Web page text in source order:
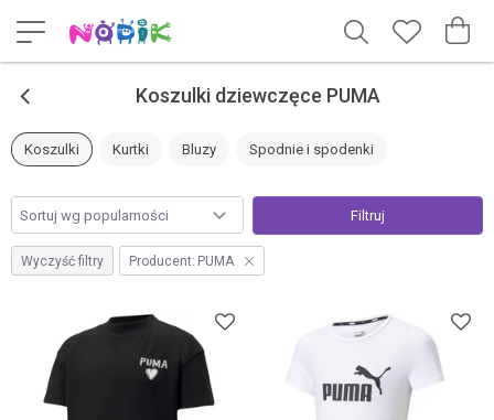
< Koszulki dziewczęce PUMA
Kurtki Bluzy
Koszulki Spodnie i spodenki
Filtruj
Wyczyść filtry Producent: PUMA